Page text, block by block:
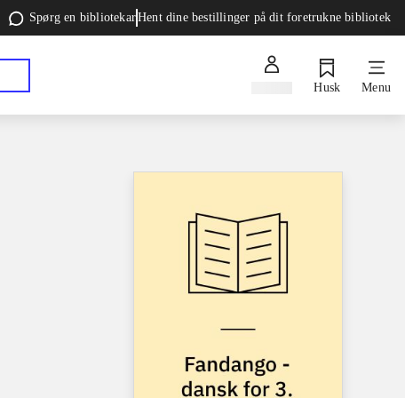
Spørg en bibliotekarHent dine bestillinger på dit foretrukne bibliotek
Husk Menu